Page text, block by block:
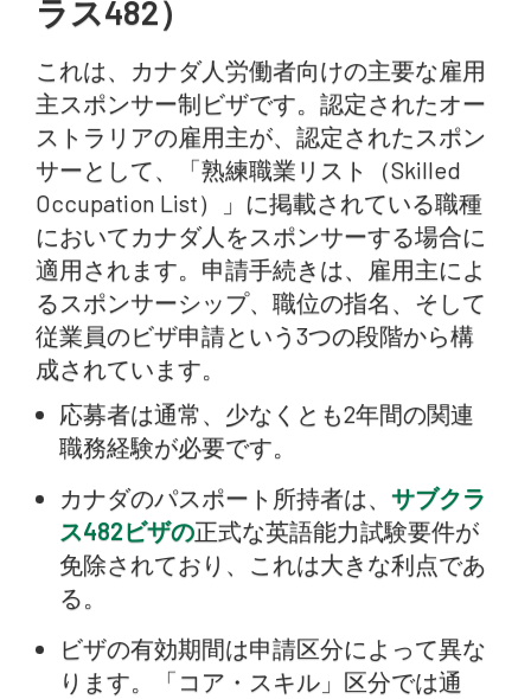
ラス482）
これは、カナダ人労働者向けの主要な雇用
主スポンサー制ビザです。認定されたオー
ストラリアの雇用主が、認定されたスポン
サーとして、「熟練職業リスト（Skilled
Occupation List）」に掲載されている職種
においてカナダ人をスポンサーする場合に
適用されます。申請手続きは、雇用主によ
るスポンサーシップ、職位の指名、そして
従業員のビザ申請という3つの段階から構
成されています。
応募者は通常、少なくとも2年間の関連
職務経験が必要です。
カナダのパスポート所持者は、 サブクラ
ス482ビザの正式な英語能力試験要件が
免除されており、これは大きな利点であ
る。
ビザの有効期間は申請区分によって異な
ります。「コア・スキル」区分では通